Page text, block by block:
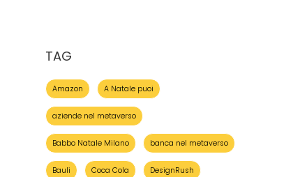
TAG
Amazon A Natale puoi
aziende nel metaverso
Babbo Natale Milano banca nel metaverso
Bauli Coca Cola DesignRush